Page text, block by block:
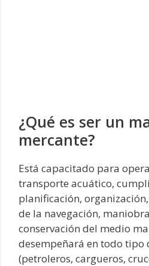
¿Qué es ser un
mercante?
Está capacitado para
transporte acuático,
planificación,
de la navegación,
conservación del medio
desempeñará en todo tipo
(petroleros, cargueros,